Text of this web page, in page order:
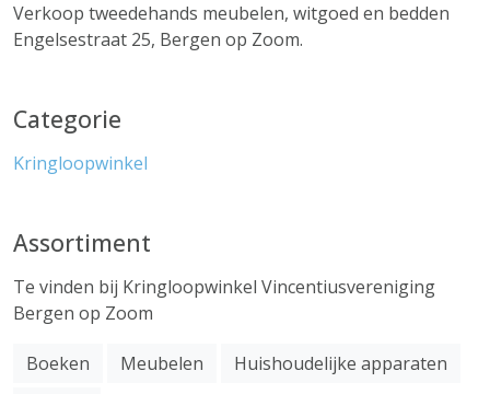
Verkoop tweedehands meubelen, witgoed en bedden
Engelsestraat 25, Bergen op Zoom.
Categorie
Kringloopwinkel
Assortiment
Te vinden bij Kringloopwinkel Vincentiusvereniging
Bergen op Zoom
Boeken Meubelen
Huishoudelijke apparaten